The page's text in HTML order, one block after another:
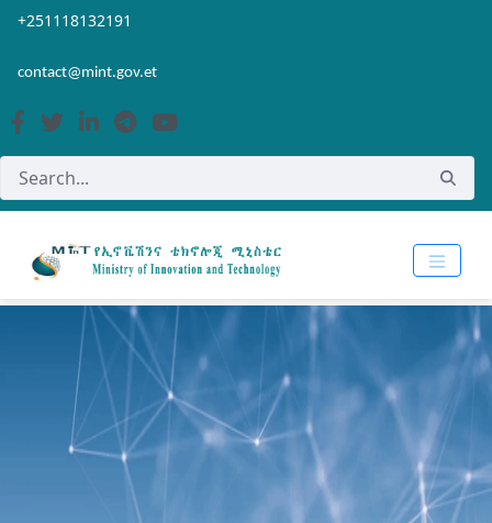
Skip to Main Content
Open Accessibility Menu
+251118132191
contact@mint.gov.et